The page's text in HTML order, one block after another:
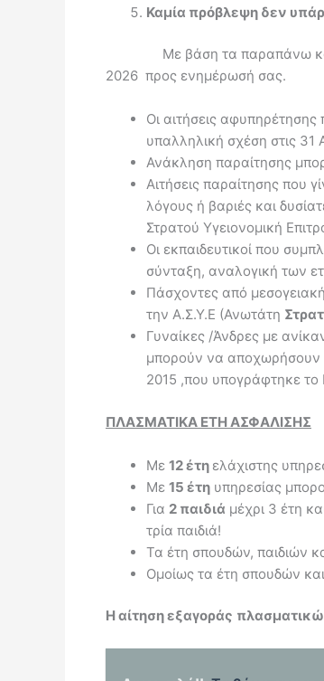
Καμία πρόβλεψη δεν
Με βάση τα παραπάνω και
2026 προς ενημέρωσή σας.
Οι αιτήσεις
υπαλληλική σχέση στις 31
Ανάκληση παραίτησης
Αιτήσεις παραίτησης που
λόγους ή βαριές και
Στρατού Υγειονομική
Οι εκπαιδευτικοί που
σύνταξη, αναλογική των
Πάσχοντες από
την Α.Σ.Υ.Ε (Ανωτάτη
Γυναίκες /Άνδρες με
μπορούν να αποχωρήσουν
2015 ,που υπογράφτηκε το
ΠΛΑΣΜΑΤΙΚΑ ΕΤΗ ΑΣΦΑΛΙΣΗΣ
Με 12 έτη ελάχιστης
Με 15 έτη υπηρεσίας
Για 2 παιδιά μέχρι 3 έτη
τρία παιδιά!
Τα έτη σπουδών, παιδιών
Ομοίως τα έτη σπουδών
Η αίτηση εξαγοράς